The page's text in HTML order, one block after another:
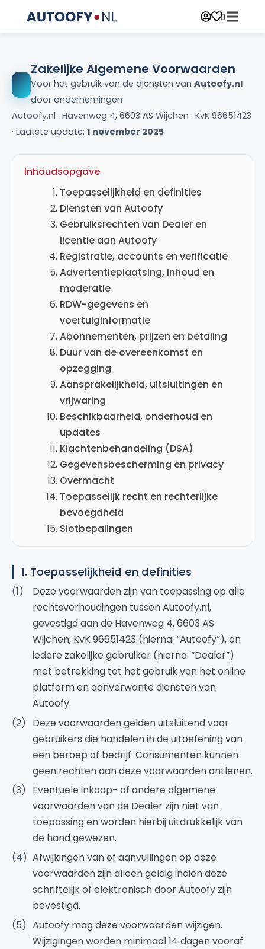
0
Zakelijke Algemene Voorwaarden
Voor het gebruik van de diensten van Autoofy.nl
door ondernemingen
Autoofy.nl · Havenweg 4, 6603 AS Wijchen · KvK 96651423
· Laatste update: 1 november 2025
Inhoudsopgave
Toepasselijkheid en definities
Diensten van Autoofy
Gebruiksrechten van Dealer en
licentie aan Autoofy
Registratie, accounts en verificatie
Advertentieplaatsing, inhoud en
moderatie
RDW-gegevens en
voertuiginformatie
Abonnementen, prijzen en betaling
Duur van de overeenkomst en
opzegging
Aansprakelijkheid, uitsluitingen en
vrijwaring
Beschikbaarheid, onderhoud en
updates
Klachtenbehandeling (DSA)
Gegevensbescherming en privacy
Overmacht
Toepasselijk recht en rechterlijke
bevoegdheid
Slotbepalingen
1. Toepasselijkheid en definities
Deze voorwaarden zijn van toepassing op alle
rechtsverhoudingen tussen Autoofy.nl,
gevestigd aan de Havenweg 4, 6603 AS
Wijchen, KvK 96651423 (hierna: “Autoofy”), en
iedere zakelijke gebruiker (hierna: “Dealer”)
met betrekking tot het gebruik van het online
platform en aanverwante diensten van
Autoofy.
Deze voorwaarden gelden uitsluitend voor
gebruikers die handelen in de uitoefening van
een beroep of bedrijf. Consumenten kunnen
geen rechten aan deze voorwaarden ontlenen.
Eventuele inkoop- of andere algemene
voorwaarden van de Dealer zijn niet van
toepassing en worden hierbij uitdrukkelijk van
de hand gewezen.
Afwijkingen van of aanvullingen op deze
voorwaarden zijn alleen geldig indien deze
schriftelijk of elektronisch door Autoofy zijn
bevestigd.
Autoofy mag deze voorwaarden wijzigen.
Wijzigingen worden minimaal 14 dagen vooraf